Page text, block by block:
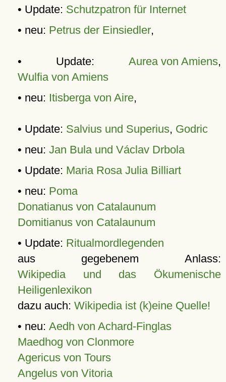
• Update: Schutzpatron für Internet
• neu: Petrus der Einsiedler,
• Update: Aurea von Amiens,
Wulfia von Amiens
• neu: Itisberga von Aire,
• Update: Salvius und Superius, Godric
• neu: Jan Bula und Václav Drbola
• Update: Maria Rosa Julia Billiart
• neu: Poma
Donatianus von Catalaunum
Domitianus von Catalaunum
• Update: Ritualmordlegenden
aus gegebenem Anlass:
Wikipedia und das Ökumenische
Heiligenlexikon
dazu auch: Wikipedia ist (k)eine Quelle!
• neu: Aedh von Achard-Finglas
Maedhog von Clonmore
Agericus von Tours
Angelus von Vitoria